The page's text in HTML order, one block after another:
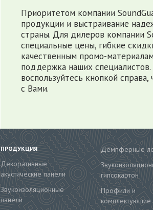
Приоритетом компании
продукции и выстраивание
страны. Для дилеров компании
специальные цены, гибкие
качественным промо-
поддержка наших
воспользуйтесь кнопкой
с Вами.
ПРОДУКЦИЯ
Декоративные
акустические панели
Звукоизоляционные
панели
Демпферные
гипсокартон
Профили и
комплектующие